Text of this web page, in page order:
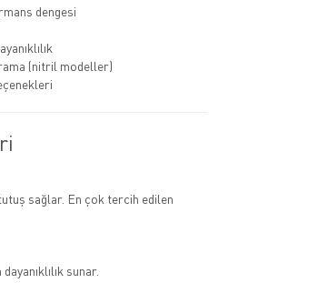
dengesi
(nitril modeller)
sağlar. En çok tercih edilen
sunar.